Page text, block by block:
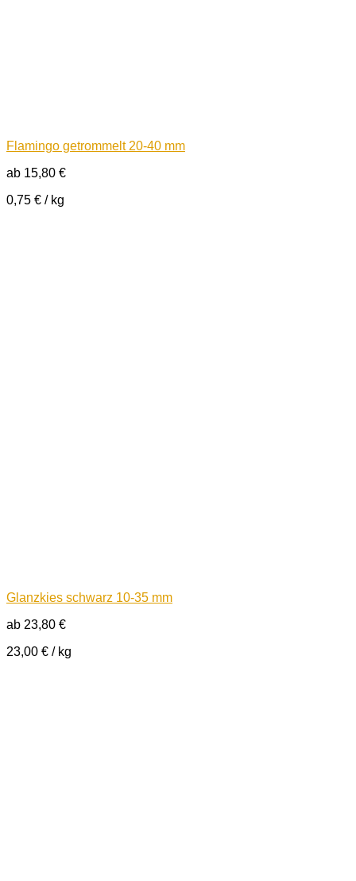
Flamingo getrommelt 20-40 mm
ab 15,80 €
0,75 € / kg
Glanzkies schwarz 10-35 mm
ab 23,80 €
23,00 € / kg